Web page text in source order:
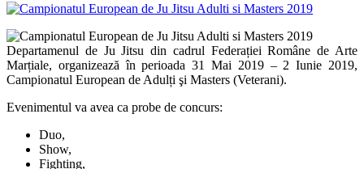
Departamenul de Ju Jitsu din cadrul Federației Române de Arte
Marțiale, organizează în perioada 31 Mai 2019 – 2 Iunie 2019,
Campionatul European de Adulți şi Masters (Veterani).
Evenimentul va avea ca probe de concurs:
Duo,
Show,
Fighting,